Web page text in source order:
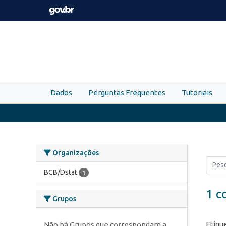
Skip to main content
Dados Perguntas Frequentes Tutoriais
Organizações
BCB/Dstat 1
Grupos 1